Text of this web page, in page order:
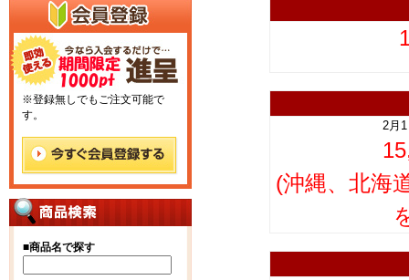
※登録無しでもご注文可能で
す。
■商品名で探す
2月
(沖縄、北海